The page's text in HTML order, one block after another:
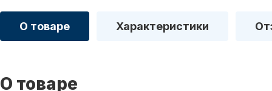
О товаре Характеристики
О товаре